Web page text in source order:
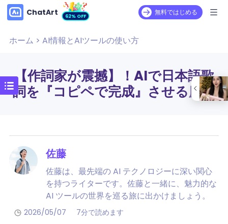
ChatArt 62% OFF 無料ではじめる
ホーム > AI情報とAIツールの使い方
【作詞家が震撼】！AIで日本語歌
詞を『コピペで完成』させる魔法
佐藤
佐藤は、最先端の AI テクノロジーに深い関心
を持つライターです。佐藤と一緒に、魅力的な
AI ツールの世界を巡る旅に出かけましょう。
2026/05/07 7分で読めます